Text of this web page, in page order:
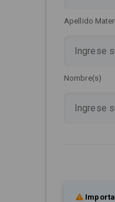
Apellido
Nombre(s)